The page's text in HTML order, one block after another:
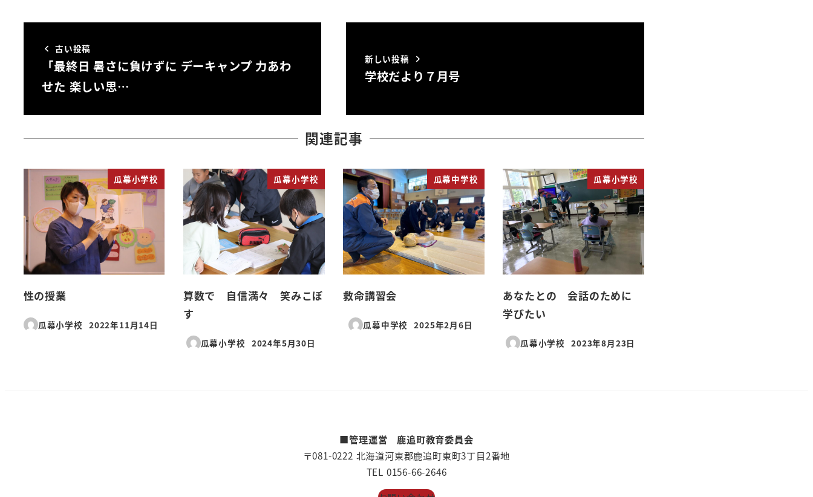
古い投稿
「最終日 暑さに負けずに デーキャンプ 力あわ
せた 楽しい思…
新しい投稿
学校だより７月号
関連記事
瓜幕小学校
性の授業
瓜幕小学校
投稿日
2022年11月14日
瓜幕小学校
算数で 自信満々 笑みこぼ
す
瓜幕小学校
投稿日
2024年5月30日
瓜幕中学校
救命講習会
瓜幕中学校
投稿日
2025年2月6日
瓜幕小学校
あなたとの 会話のために
学びたい
瓜幕小学校
投稿日
2023年8月23日
■管理運営 鹿追町教育委員会
〒081-0222 北海道河東郡鹿追町東町3丁目2番地
TEL 0156-66-2646